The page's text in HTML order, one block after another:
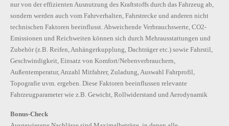
nur von der effizienten Ausnutzung des Kraftstoffs durch das Fahrzeug ab,
sondern werden auch vom Fahrverhalten, Fahrstrecke und anderen nicht
technischen Faktoren beeinflusst. Abweichende Verbrauchswerte, CO2-
Emissionen und Reichweiten können sich durch Mehrausstattungen und
Zubehör (z.B. Reifen, Anhängerkupplung, Dachträger etc.) sowie Fahrstil,
Geschwindigkeit, Einsatz von Komfort/Nebenverbrauchern,
Außentemperatur, Anzahl Mitfahrer, Zuladung, Auswahl Fahrprofil,
Topografie uvm. ergeben. Diese Faktoren beeinflussen relevante
Fahrzeugparameter wie z.B. Gewicht, Rollwiderstand und Aerodynamik
Bonus-Check